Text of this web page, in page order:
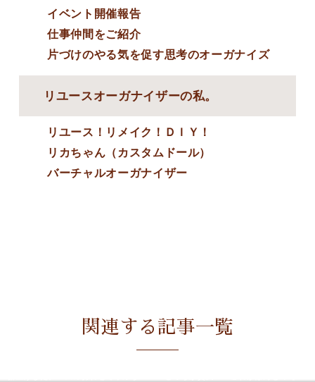
イベント開催報告
仕事仲間をご紹介
片づけのやる気を促す思考のオーガナイズ
リユースオーガナイザーの私。
リユース！リメイク！ＤＩＹ！
リカちゃん（カスタムドール）
バーチャルオーガナイザー
関連する記事一覧